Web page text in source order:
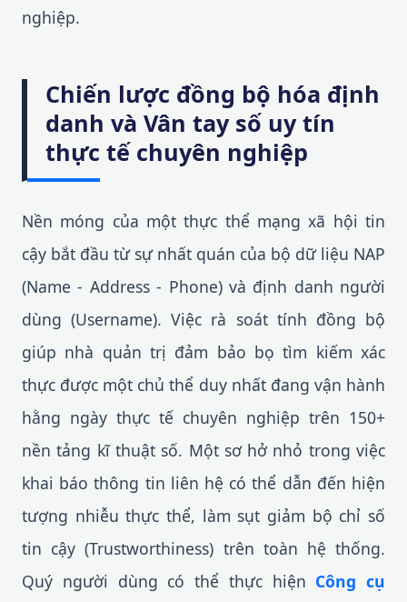
nghiệp.
Chiến lược đồng bộ hóa định
danh và Vân tay số uy tín
thực tế chuyên nghiệp
Nền móng của một thực thể mạng xã hội tin
cậy bắt đầu từ sự nhất quán của bộ dữ liệu NAP
(Name - Address - Phone) và định danh người
dùng (Username). Việc rà soát tính đồng bộ
giúp nhà quản trị đảm bảo bọ tìm kiếm xác
thực được một chủ thể duy nhất đang vận hành
hằng ngày thực tế chuyên nghiệp trên 150+
nền tảng kĩ thuật số. Một sơ hở nhỏ trong việc
khai báo thông tin liên hệ có thể dẫn đến hiện
tượng nhiễu thực thể, làm sụt giảm bộ chỉ số
tin cậy (Trustworthiness) trên toàn hệ thống.
Quý người dùng có thể thực hiện Công cụ